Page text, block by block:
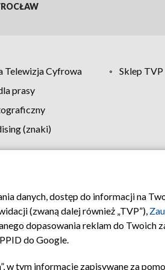
Telewizja Cyfrowa
Sklep TVP
prasy
(znaki)
Kontakt
danych, dostęp do informacji na
(zwaną dalej również „TVP”),
dopasowania reklam do Twoich
do Google.
w tym informacje zapisywane za